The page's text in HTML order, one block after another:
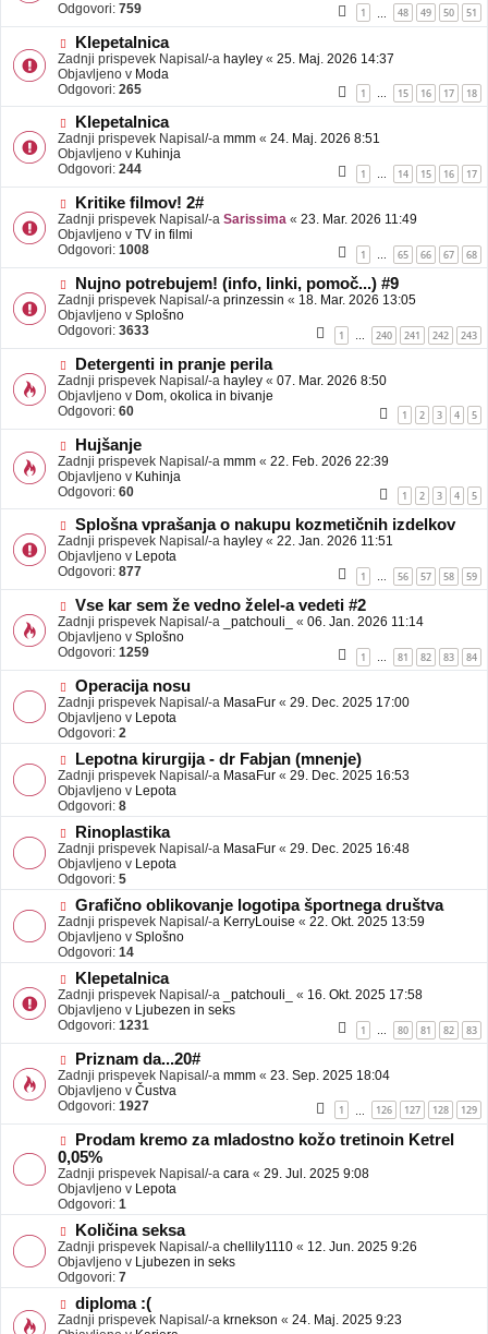
e
e
o
b
a
v
e
Odgovori: 759 1 48 49 50 51
N
o
v
e
o
b
a
v
e
Klepetalnica
Zadnji prispevek Napisal/-a hayley « 25. Maj. 2026 14:37
Objavljeno v Moda
Odgovori: 265 1 … 15 16 17 18
N
o
v
e
b
a
v
e
Klepetalnica
Zadnji prispevek Napisal/-a mmm « 24. Maj. 2026 8:51
Objavljeno v Kuhinja
Odgovori: 244 1 … 14 15 16 17
N
o
v
e
b
a
v
e
Kritike filmov! 2#
Zadnji prispevek Napisal/-a Sarissima « 23. Mar. 2026 11:49
Objavljeno v TV in filmi
Odgovori: 1008 1 … 65 66 67 68
N
o
v
e
b
a
v
e
Nujno potrebujem! (info, linki, pomoč...) #9
Zadnji prispevek Napisal/-a prinzessin « 18. Mar. 2026 13:05
Objavljeno v Splošno
Odgovori: 3633 1 240 241 242 243
N
o
v
e
o
b
a
v
e
Detergenti in pranje perila
Zadnji prispevek Napisal/-a hayley « 07. Mar. 2026 8:50
Objavljeno v Dom, okolica in bivanje
Odgovori: 60 1 2 3 4 5
N
o
v
e
o
b
a
v
e
Hujšanje
Zadnji prispevek Napisal/-a mmm « 22. Feb. 2026 22:39
Objavljeno v Kuhinja
Odgovori: 60 1 2 3 4 5
N
o
v
e
b
a
v
e
Splošna vprašanja o nakupu kozmetičnih izdelkov
Zadnji prispevek Napisal/-a hayley « 22. Jan. 2026 11:51
Objavljeno v Lepota
Odgovori: 877 1 … 56 57 58 59
N
o
v
e
b
a
v
e
Vse kar sem že vedno želel-a vedeti #2
Zadnji prispevek Napisal/-a _patchouli_ « 06. Jan. 2026 11:14
Objavljeno v Splošno
Odgovori: 1259 1 81 82 83 84
N
o
v
e
o
j
a
v
e
Operacija nosu
Zadnji prispevek Napisal/-a MasaFur « 29. Dec. 2025 17:00
Objavljeno v Lepota
Odgovori: 2
N
o
v
e
o
j
a
v
e
Lepotna kirurgija - dr Fabjan (mnenje)
Zadnji prispevek Napisal/-a MasaFur « 29. Dec. 2025 16:53
Objavljeno v Lepota
Odgovori: 8
N
o
v
e
o
b
j
a
v
e
Rinoplastika
Zadnji prispevek Napisal/-a MasaFur « 29. Dec. 2025 16:48
Objavljeno v Lepota
Odgovori: 5
N
o
v
e
o
j
a
v
e
Grafično oblikovanje logotipa športnega društva
Zadnji prispevek Napisal/-a KerryLouise « 22. Okt. 2025 13:59
Objavljeno v Splošno
Odgovori: 14
N
o
v
e
b
a
v
e
Klepetalnica
Zadnji prispevek Napisal/-a _patchouli_ « 16. Okt. 2025 17:58
Objavljeno v Ljubezen in seks
Odgovori: 1231 1 80 81 82 83
N
o
v
e
o
b
j
a
v
e
Priznam da...20#
Zadnji prispevek Napisal/-a mmm « 23. Sep. 2025 18:04
Objavljeno v Čustva
Odgovori: 1927 1 126 127 128 129
N
o
v
e
o
b
a
v
e
Prodam kremo za mladostno kožo tretinoin Ketrel
0,05%
Zadnji prispevek Napisal/-a cara « 29. Jul. 2025 9:08
Objavljeno v Lepota
Odgovori: 1
N
o
v
e
o
b
j
Količina seksa
Zadnji prispevek Napisal/-a chellily1110 « 12. Jun. 2025 9:26
Objavljeno v Ljubezen in seks
Odgovori: 7
N
o
diploma :(
Zadnji prispevek Napisal/-a krnekson « 24. Maj. 2025 9:23